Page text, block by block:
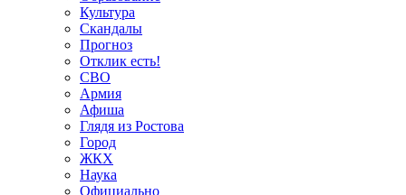
Культура
Скандалы
Прогноз
Отклик есть!
СВО
Армия
Афиша
Глядя из Ростова
Город
ЖКХ
Наука
Официально